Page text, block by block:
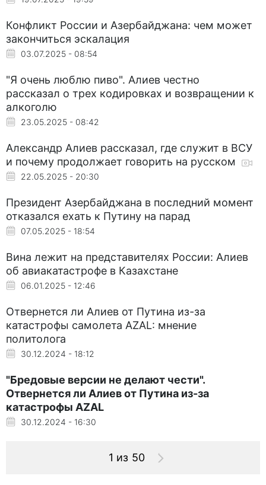
Конфликт России и Азербайджана: чем может
закончиться эскалация
03.07.2025 - 08:54
"Я очень люблю пиво". Алиев честно
рассказал о трех кодировках и возвращении к
алкоголю
23.05.2025 - 08:42
Александр Алиев рассказал, где служит в ВСУ
и почему продолжает говорить на русском
22.05.2025 - 20:30
Президент Азербайджана в последний момент
отказался ехать к Путину на парад
07.05.2025 - 18:54
Вина лежит на представителях России: Алиев
об авиакатастрофе в Казахстане
06.01.2025 - 12:46
Отвернется ли Алиев от Путина из-за
катастрофы самолета AZAL: мнение
политолога
30.12.2024 - 18:12
"Бредовые версии не делают чести".
Отвернется ли Алиев от Путина из-за
катастрофы AZAL
30.12.2024 - 16:30
1 из 50